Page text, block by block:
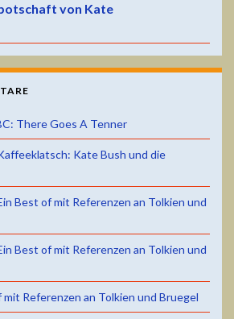
von Kate
There Goes A Tenner
Kate Bush und die
Best of mit Referenzen an Tolkien und
Best of mit Referenzen an Tolkien und
mit Referenzen an Tolkien und Bruegel